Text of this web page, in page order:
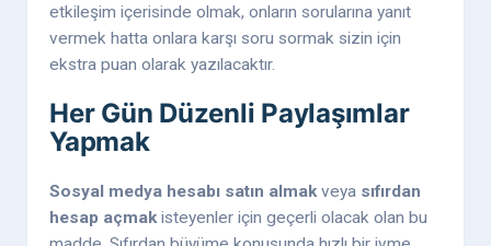
etkileşim içerisinde olmak, onların sorularına yanıt
vermek hatta onlara karşı soru sormak sizin için
ekstra puan olarak yazılacaktır.
Her Gün Düzenli Paylaşımlar
Yapmak
Sosyal medya hesabı satın almak veya sıfırdan
hesap açmak isteyenler için geçerli olacak olan bu